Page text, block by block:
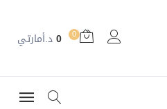
0
0د.أمارتي